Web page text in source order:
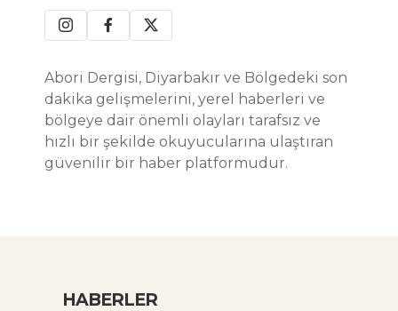
Abori Dergisi, Diyarbakır ve Bölgedeki son
dakika gelişmelerini, yerel haberleri ve
bölgeye dair önemli olayları tarafsız ve
hızlı bir şekilde okuyucularına ulaştıran
güvenilir bir haber platformudur.
HABERLER